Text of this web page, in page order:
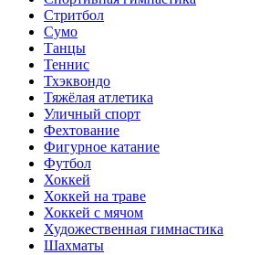
Стритбол
Сумо
Танцы
Теннис
Тхэквондо
Тяжёлая атлетика
Уличный спорт
Фехтование
Фигурное катание
Футбол
Хоккей
Хоккей на траве
Хоккей с мячом
Художественная гимнастика
Шахматы